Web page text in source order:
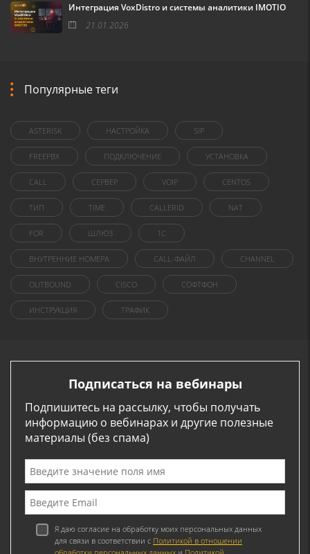
Интеграция VoxDistro и системы аналитики IMOTIO
21.01.2026
Популярные теги
ASTERISK НАСТРОЙКА SIP
FREEPBX ПОДКЛЮЧЕНИЕ УСТАНОВКА
CALL СЕРВЕР VOIP CENTOS
ТИП TIME CALLERID NAT
FOR ШЛЮЗ 1C
ВНУТРЕННИЕ НОМЕРА CALL-ФАЙЛ CHANNEL
OUTBOUND CISCO СОФТФОН
ИНСТРУКЦИЯ ТРАФИК
Подписаться на вебинары
Подпишитесь на рассылку, чтобы получать
информацию о вебинарах и другие полезные
материалы (без спама)
Я даю согласие на обработку моих персональных данных
для связи в соответствии с Политикой в отношении